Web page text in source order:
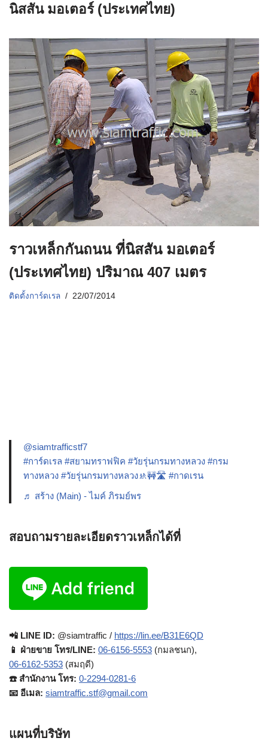
นิสสัน มอเตอร์ (ประเทศไทย)
ราวเหล็กกันถนน ที่นิสสัน มอเตอร์
(ประเทศไทย) ปริมาณ 407 เมตร
ติดตั้งการ์ดเรล 22/07/2014
@siamtrafficstf7
#การ์ดเรล #สยามทราฟฟิค #วัยรุ่นกรมทางหลวง #กรม
ทางหลวง #วัยรุ่นกรมทางหลวง🚸🚧🛣️ #กาดเรน
♬ สร้าง (Main) - ไมค์ ภิรมย์พร
สอบถามรายละเอียดราวเหล็กได้ที่
📲 LINE ID: @siamtraffic / https://lin.ee/B31E6QD
📱 ฝ่ายขาย โทร/LINE: 06-6156-5553 (กมลชนก),
06-6162-5353 (สมฤดี)
☎️ สำนักงาน โทร: 0-2294-0281-6
📧 อีเมล: siamtraffic.stf@gmail.com
แผนที่บริษัท